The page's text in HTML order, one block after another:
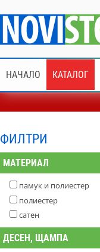
НАЧАЛО КАТАЛОГ
ФИЛТРИ
МАТЕРИАЛ
памук и полиестер
полиестер
сатен
ДЕСЕН, ЩАМПА